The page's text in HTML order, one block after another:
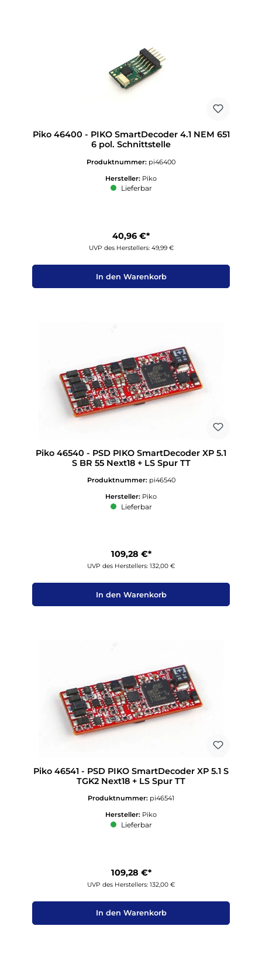
Piko 46400 - PIKO SmartDecoder 4.1 NEM 651
6 pol. Schnittstelle
Produktnummer: pi46400
Hersteller: Piko
Lieferbar
40,96 €*
UVP des Herstellers: 49,99 €
In den Warenkorb
Piko 46540 - PSD PIKO SmartDecoder XP 5.1
S BR 55 Next18 + LS Spur TT
Produktnummer: pi46540
Hersteller: Piko
Lieferbar
109,28 €*
UVP des Herstellers: 132,00 €
In den Warenkorb
Piko 46541 - PSD PIKO SmartDecoder XP 5.1 S
TGK2 Next18 + LS Spur TT
Produktnummer: pi46541
Hersteller: Piko
Lieferbar
109,28 €*
UVP des Herstellers: 132,00 €
In den Warenkorb